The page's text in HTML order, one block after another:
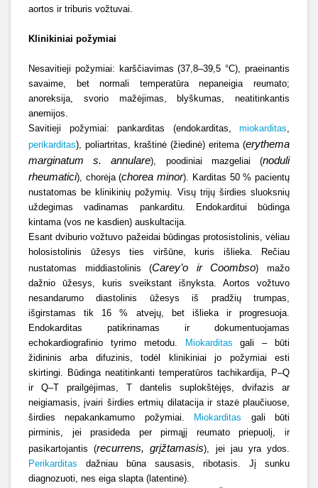
aortos ir triburis vožtuvai.
Klinikiniai požymiai
Nesavitieji požymiai: karščiavimas (37,8–39,5 °C), praeinantis
savaime, bet normali temperatūra nepaneigia reumato;
anoreksija, svorio mažėjimas, blyškumas, neatitinkantis
anemijos.
Savitieji požymiai: pankarditas (endokarditas, miokarditas,
perikarditas), poliartritas, kraštinė (žiedinė) eritema (erythema
marginatum s. annulare), poodiniai mazgeliai (noduli
rheumatici), chorėja (chorea minor). Karditas 50 % pacientų
nustatomas be klinikinių požymių. Visų trijų širdies sluoksnių
uždegimas vadinamas pankarditu. Endokarditui būdinga
kintama (vos ne kasdien) auskultacija.
Esant dviburio vožtuvo pažeidai būdingas protosistolinis, vėliau
holosistolinis ūžesys ties viršūne, kuris išlieka. Rečiau
nustatomas middiastolinis (Carey’o ir Coombso) mažo
dažnio ūžesys, kuris sveikstant išnyksta. Aortos vožtuvo
nesandarumo diastolinis ūžesys iš pradžių trumpas,
išgirstamas tik 16 % atvejų, bet išlieka ir progresuoja.
Endokarditas patikrinamas ir dokumentuojamas
echokardiografinio tyrimo metodu.
Miokarditas gali – būti
židininis arba difuzinis, todėl klinikiniai jo požymiai esti
skirtingi. Būdinga neatitinkanti temperatūros tachikardija, P–Q
ir Q–T prailgėjimas, T dantelis suplokštėjęs, dvifazis ar
neigiamasis, įvairi širdies ertmių dilatacija ir stazė plaučiuose,
širdies nepakankamumo požymiai.
Miokarditas gali būti
pirminis, jei prasideda per pirmąjį reumato priepuolį, ir
pasikartojantis (recurrens, grįžtamasis), jei jau yra ydos.
Perikarditas dažniau būna sausasis, ribotasis. Jį sunku
diagnozuoti, nes eiga slapta (latentinė).